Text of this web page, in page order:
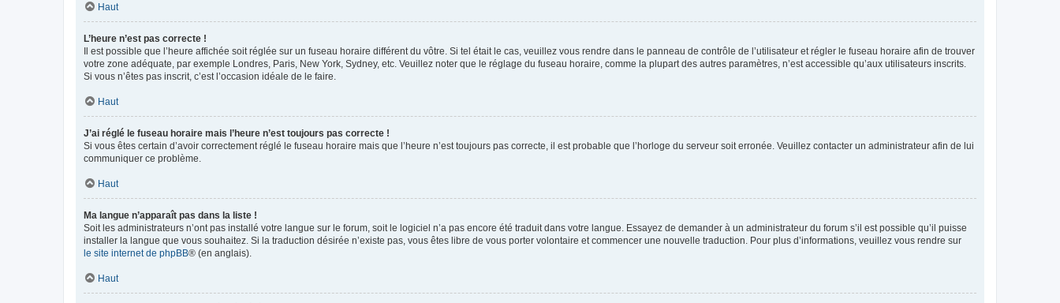
Haut
L’heure n’est pas correcte !
Il est possible que l’heure affichée soit réglée sur un fuseau horaire différent du vôtre. Si tel était le cas, veuillez vous rendre dans le panneau de contrôle de l’utilisateur et régler le fuseau horaire afin de trouver
votre zone adéquate, par exemple Londres, Paris, New York, Sydney, etc. Veuillez noter que le réglage du fuseau horaire, comme la plupart des autres paramètres, n’est accessible qu’aux utilisateurs inscrits.
Si vous n’êtes pas inscrit, c’est l’occasion idéale de le faire.
Haut
J’ai réglé le fuseau horaire mais l’heure n’est toujours pas correcte !
Si vous êtes certain d’avoir correctement réglé le fuseau horaire mais que l’heure n’est toujours pas correcte, il est probable que l’horloge du serveur soit erronée. Veuillez contacter un administrateur afin de lui
communiquer ce problème.
Haut
Ma langue n’apparaît pas dans la liste !
Soit les administrateurs n’ont pas installé votre langue sur le forum, soit le logiciel n’a pas encore été traduit dans votre langue. Essayez de demander à un administrateur du forum s’il est possible qu’il puisse
installer la langue que vous souhaitez. Si la traduction désirée n’existe pas, vous êtes libre de vous porter volontaire et commencer une nouvelle traduction. Pour plus d’informations, veuillez vous rendre sur
le site internet de phpBB® (en anglais).
Haut